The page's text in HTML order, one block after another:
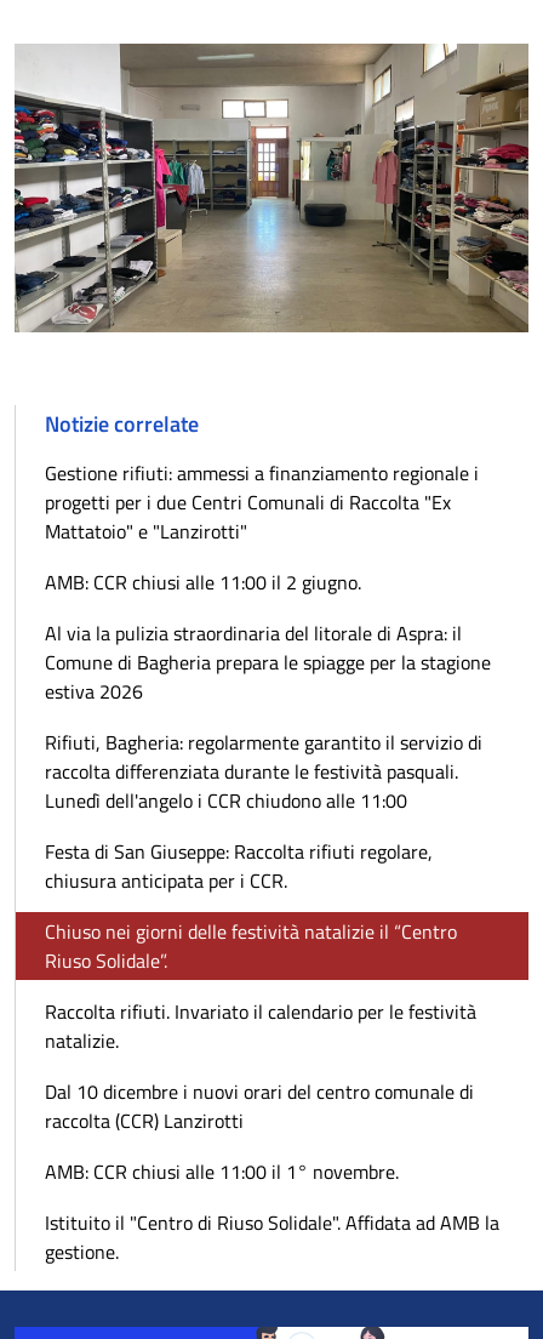
Notizie correlate
Gestione rifiuti: ammessi a finanziamento regionale i
progetti per i due Centri Comunali di Raccolta "Ex
Mattatoio" e "Lanzirotti"
AMB: CCR chiusi alle 11:00 il 2 giugno.
Al via la pulizia straordinaria del litorale di Aspra: il
Comune di Bagheria prepara le spiagge per la stagione
estiva 2026
Rifiuti, Bagheria: regolarmente garantito il servizio di
raccolta differenziata durante le festività pasquali.
Lunedì dell'angelo i CCR chiudono alle 11:00
Festa di San Giuseppe: Raccolta rifiuti regolare,
chiusura anticipata per i CCR.
Chiuso nei giorni delle festività natalizie il “Centro
Riuso Solidale”.
Raccolta rifiuti. Invariato il calendario per le festività
natalizie.
Dal 10 dicembre i nuovi orari del centro comunale di
raccolta (CCR) Lanzirotti
AMB: CCR chiusi alle 11:00 il 1° novembre.
Istituito il "Centro di Riuso Solidale". Affidata ad AMB la
gestione.